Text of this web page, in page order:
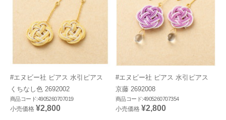
#エヌビー社 ピアス 水引ピアス
くちなし色 2692002
商品コード:4905260707019
小売価格 ¥2,800
#エヌビー社 ピアス 水引ピアス
京藤 2692008
商品コード:4905260707354
小売価格 ¥2,800